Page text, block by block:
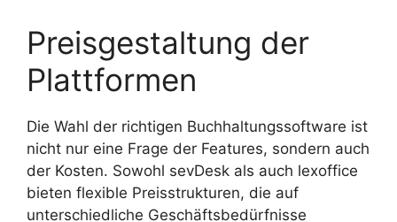
Preisgestaltung der
Plattformen
Die Wahl der richtigen Buchhaltungssoftware ist
nicht nur eine Frage der Features, sondern auch
der Kosten. Sowohl sevDesk als auch lexoffice
bieten flexible Preisstrukturen, die auf
unterschiedliche Geschäftsbedürfnisse